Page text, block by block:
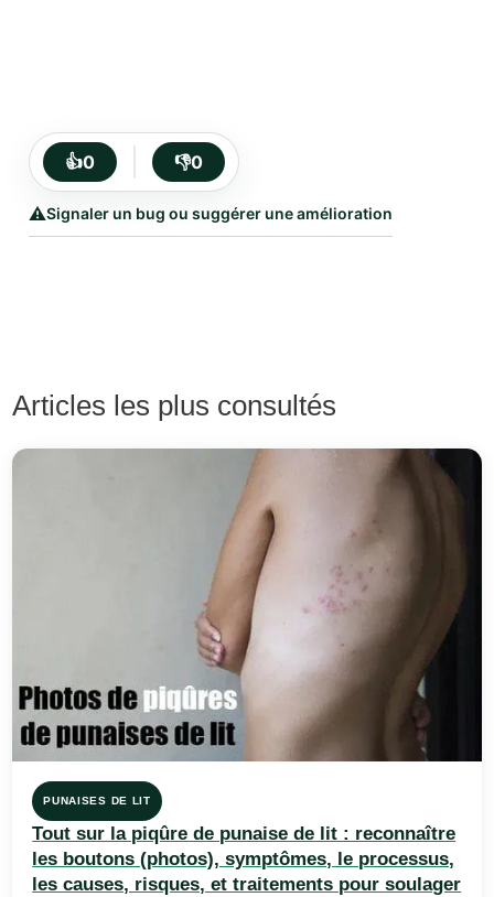
👍0 👎0
⚠️Signaler un bug ou suggérer une amélioration
Articles les plus consultés
PUNAISES DE LIT
Tout sur la piqûre de punaise de lit : reconnaître
les boutons (photos), symptômes, le processus,
les causes, risques, et traitements pour soulager